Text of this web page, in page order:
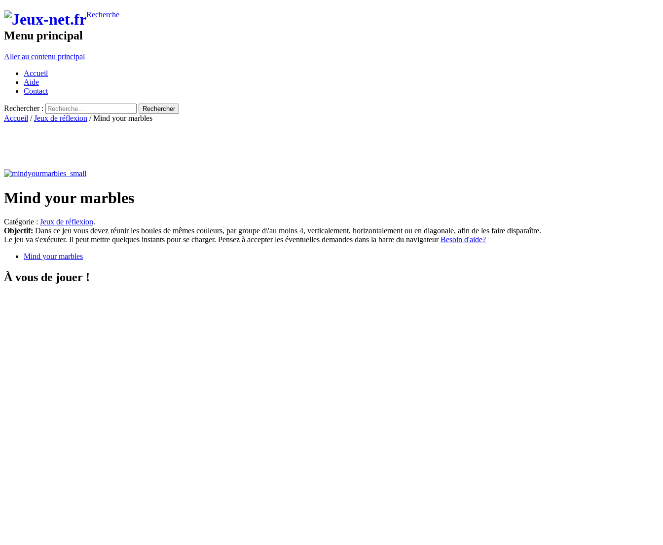
Recherche
Menu principal
Aller au contenu principal
Accueil
Aide
Contact
Rechercher :
Accueil /Jeux de réflexion / Mind your marbles
Mind your marbles
Catégorie : Jeux de réflexion.
Objectif: Dans ce jeu vous devez réunir les boules de mêmes couleurs, par groupe d\'au moins 4, verticalement, horizontalement ou en diagonale, afin de les faire disparaître.
Le jeu va s'exécuter. Il peut mettre quelques instants pour se charger. Pensez à accepter les éventuelles demandes dans la barre du navigateurBesoin d'aide?
Mind your marbles
À vous de jouer !